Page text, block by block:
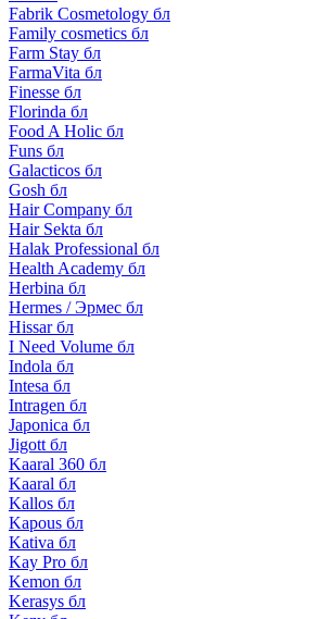
Fabrik Cosmetology бл
Family cosmetics бл
Farm Stay бл
FarmaVita бл
Finesse бл
Florinda бл
Food A Holic бл
Funs бл
Galacticos бл
Gosh бл
Hair Company бл
Hair Sekta бл
Halak Professional бл
Health Academy бл
Herbina бл
Hermes / Эрмес бл
Hissar бл
I Need Volume бл
Indola бл
Intesa бл
Intragen бл
Japonica бл
Jigott бл
Kaaral 360 бл
Kaaral бл
Kallos бл
Kapous бл
Kativa бл
Kay Pro бл
Kemon бл
Kerasys бл